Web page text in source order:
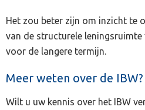
Het zou beter zijn om inzicht te
van de structurele
voor de langere termijn.
Meer weten over de IBW?
Wilt u uw kennis over het IBW